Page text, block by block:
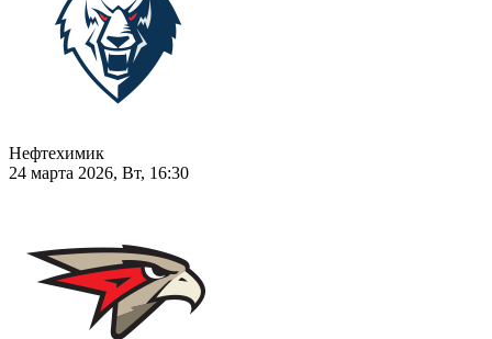
Нефтехимик
24 марта 2026, Вт, 16:30